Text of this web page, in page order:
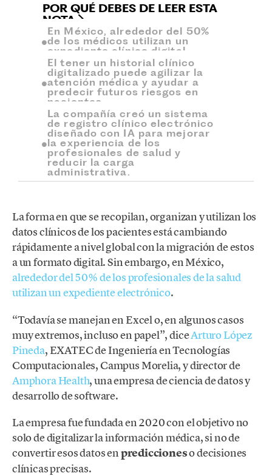
POR QUÉ DEBES DE LEER ESTA
NOTA
En México, alrededor del 50%
de los médicos utilizan un
expediente clínico digital.
El tener un historial clínico
digitalizado puede agilizar la
atención médica y ayudar a
predecir futuros riesgos en
pacientes.
La compañía creó un sistema
de registro clínico electrónico
diseñado con IA para mejorar
la experiencia de los
profesionales de salud y
reducir la carga
administrativa.
La forma en que se recopilan, organizan y utilizan los
datos clínicos de los pacientes está cambiando
rápidamente a nivel global con la migración de estos
a un formato digital. Sin embargo, en México,
alrededor del 50% de los profesionales de la salud
utilizan un expediente electrónico.
“Todavía se manejan en Excel o, en algunos casos
muy extremos, incluso en papel”, diceArturo López
Pineda, EXATEC de Ingeniería en Tecnologías
Computacionales, Campus Morelia, y director de
Amphora Health, una empresa de ciencia de datos y
desarrollo de software.
La empresa fue fundada en 2020 con el objetivo no
solo de digitalizar la información médica, si no de
convertir esos datos enprediccioneso decisiones
clínicas precisas.